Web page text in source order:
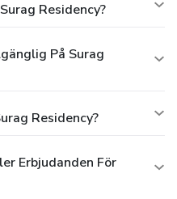
Residency?
På Surag
Residency?
Erbjudanden För